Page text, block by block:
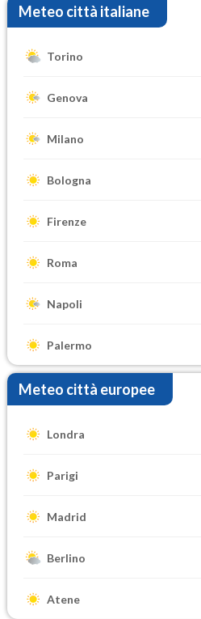
Meteo città italiane
Torino
Genova
Milano
Bologna
Firenze
Roma
Napoli
Palermo
Meteo città europee
Londra
Parigi
Madrid
Berlino
Atene